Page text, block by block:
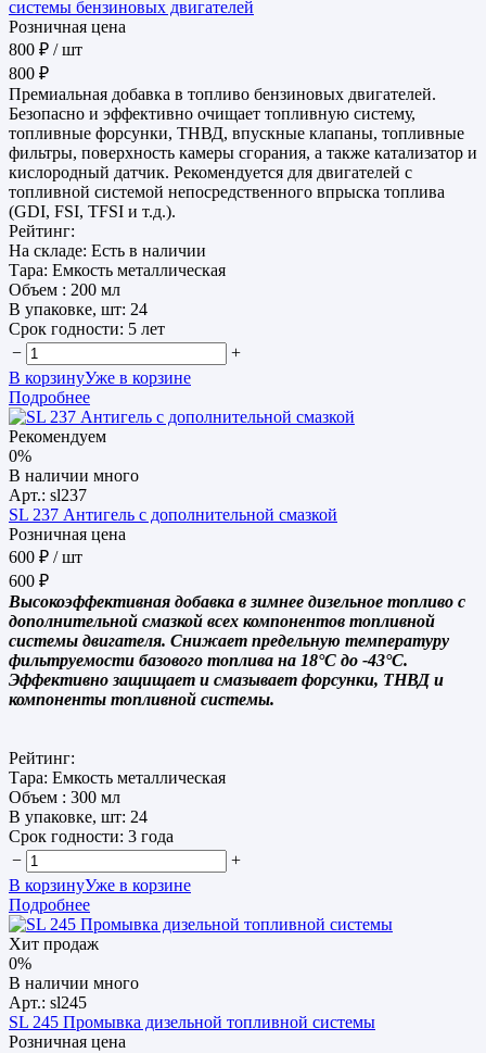
системы бензиновых двигателей
Розничная цена
800 ₽ / шт
800 ₽
Премиальная добавка в топливо бензиновых двигателей.
Безопасно и эффективно очищает топливную систему,
топливные форсунки, ТНВД, впускные клапаны, топливные
фильтры, поверхность камеры сгорания, а также катализатор и
кислородный датчик. Рекомендуется для двигателей с
топливной системой непосредственного впрыска топлива
(GDI, FSI, TFSI и т.д.).
Рейтинг:
На складе: Есть в наличии
Тара: Емкость металлическая
Объем : 200 мл
В упаковке, шт: 24
Срок годности: 5 лет
−
+
В корзинуУже в корзине
Подробнее
Рекомендуем
0%
В наличии много
Арт.: sl237
SL 237 Антигель с дополнительной смазкой
Розничная цена
600 ₽ / шт
600 ₽
Высокоэффективная добавка в зимнее дизельное топливо с
дополнительной смазкой всех компонентов топливной
системы двигателя. Снижает предельную температуру
фильтруемости базового топлива на 18°С до -43°С.
Эффективно защищает и смазывает форсунки, ТНВД и
компоненты топливной системы.
Рейтинг:
Тара: Емкость металлическая
Объем : 300 мл
В упаковке, шт: 24
Срок годности: 3 года
−
+
В корзинуУже в корзине
Подробнее
Хит продаж
0%
В наличии много
Арт.: sl245
SL 245 Промывка дизельной топливной системы
Розничная цена